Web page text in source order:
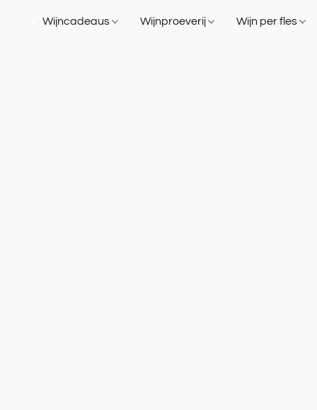
Wijncadeaus Wijnproeverij Wijn per fles